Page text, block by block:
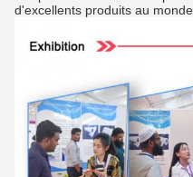
d'excellents produits au